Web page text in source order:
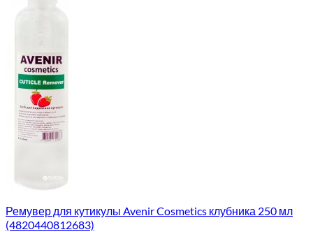
Ремувер для кутикулы Avenir Cosmetics клубника 250 мл
(4820440812683)